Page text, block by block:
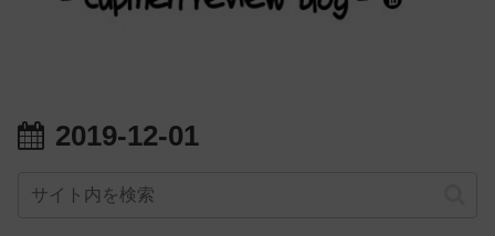
2019-12-01